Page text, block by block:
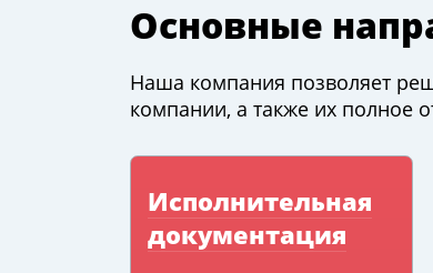
Основные
Наша компания позволяет
компании, а также их полное
Исполнительная
документация